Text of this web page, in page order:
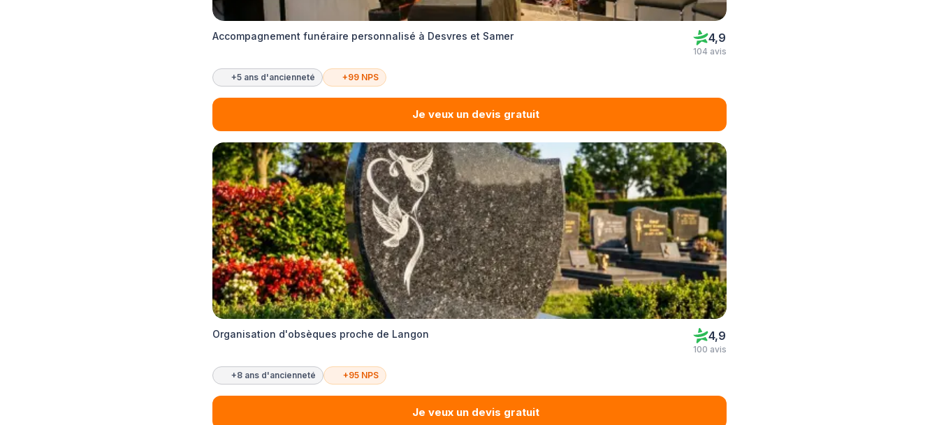
Accompagnement funéraire personnalisé à Desvres et Samer 4,9
104 avis
+5 ans d'ancienneté +99 NPS
Je veux un devis gratuit
Organisation d'obsèques proche de Langon 4,9
100 avis
+8 ans d'ancienneté +95 NPS
Je veux un devis gratuit